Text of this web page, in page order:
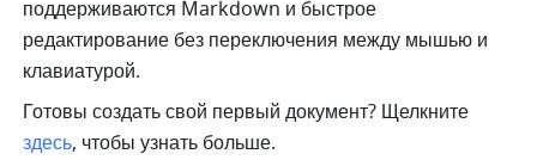
поддерживаются Markdown и быстрое
редактирование без переключения между мышью и
клавиатурой.
здесь, чтобы узнать больше.